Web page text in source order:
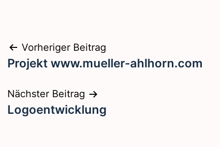
Beitragsnavigation
Vorheriger Beitrag
Projekt www.mueller-ahlhorn.com
Nächster Beitrag
Logoentwicklung